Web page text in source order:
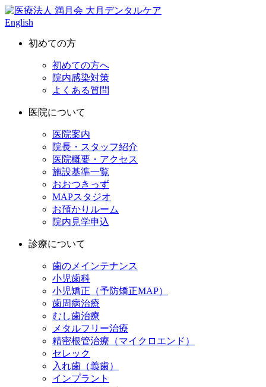
English
初めての方
初めての方へ
院内感染対策
よくある質問
医院について
医院案内
院長・スタッフ紹介
医院概要・アクセス
施設基準一覧
おおつきっず
MAPスタジオ
お預かりルーム
院内見学申込
診療について
歯のメインテナンス
小児歯科
小児矯正（予防矯正MAP）
歯周病治療
むし歯治療
メタルフリー治療
精密根管治療（マイクロエンド）
セレック
入れ歯（義歯）
インプラント